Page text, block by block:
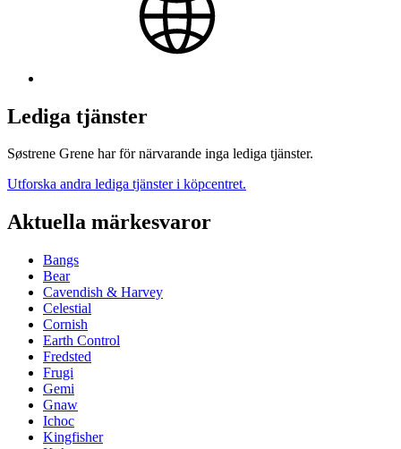
Lediga tjänster
Søstrene Grene har för närvarande inga lediga tjänster.
Utforska andra lediga tjänster i köpcentret.
Aktuella märkesvaror
Bangs
Bear
Cavendish & Harvey
Celestial
Cornish
Earth Control
Fredsted
Frugi
Gemi
Gnaw
Ichoc
Kingfisher